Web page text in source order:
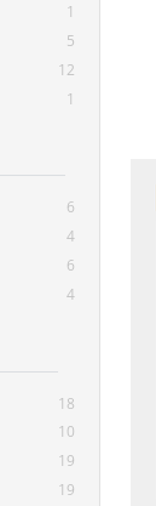
1
5
12
1
6
4
6
4
18
10
19
19